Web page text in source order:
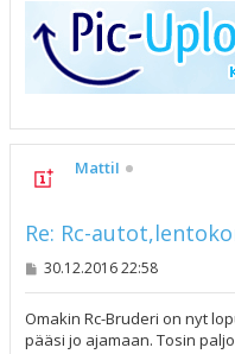
MattiI
Re: Rc-
V
s
t
30.12.2016 22:58
Omakin Rc-Bruderi on nyt
pääsi jo ajamaan. Tosin